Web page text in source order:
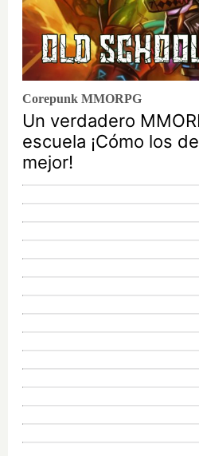
Corepunk MMORPG
Un verdadero
escuela ¡Cómo los
mejor!